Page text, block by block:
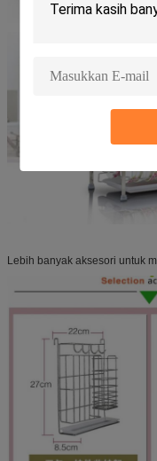
Lebih banyak aksesori untuk